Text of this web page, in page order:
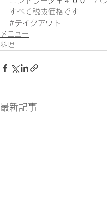
すべて税抜価格です
#テイクアウト
メニュー
料理
最新記事